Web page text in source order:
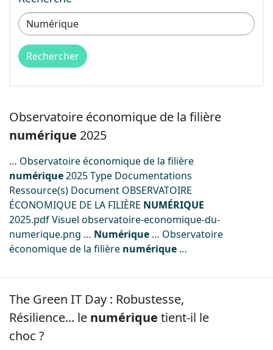
Image
Observatoire économique de la filière
numérique 2025
… Observatoire économique de la filière
numérique2025 Type Documentations
Ressource(s) Document OBSERVATOIRE
ÉCONOMIQUE DE LA FILIÈRE NUMÉRIQUE
2025.pdf Visuel observatoire-economique-du-
numerique.png … Numérique … Observatoire
économique de la filière numérique …
Image
The Green IT Day : Robustesse,
Résilience... le numérique tient-il le
choc ?